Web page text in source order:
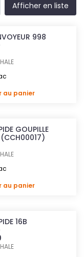
Afficher en liste
998
au panier
GOUPILLE
au panier
16B